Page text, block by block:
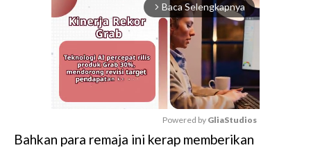
arrow_forward_ios Baca Selengkapnya
M
Powered by GliaStudios
Bahkan para remaja ini kerap memberikan